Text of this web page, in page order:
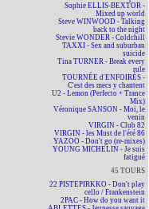
Sophie ELLIS-BEXTOR -
Mixed up world
Steve WINWOOD - Talking
back to the night
Stevie WONDER - Coldchill
TAXXI - Sex and suburban
suicide
Tina TURNER - Break every
rule
TOURNÉE d'ENFOIRÉS -
C'est des mecs y chantent
U2 - Lemon (Perfecto + Trance
Mix)
Véronique SANSON - Moi, le
venin
VIRGIN - Club 82
VIRGIN - les Must de l'été 86
YAZOO - Don't go (re-mixes)
YOUNG MICHELIN - Je suis
fatigué
45 TOURS
22 PISTEPIRKKO - Don't play
cello / Frankenstein
2PAC - How do you want it